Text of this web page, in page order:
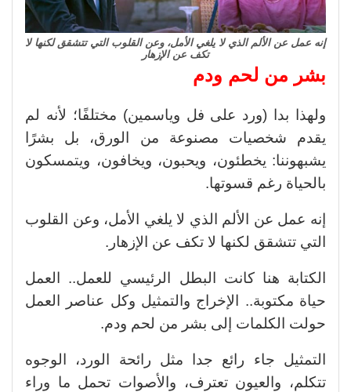
إنه عمل عن الألم الذي لا يلغي الأمل، وعن القلوب التي تتشقق لكنها لا
تكف عن الإزهار
بشر من لحم ودم
ولهذا بدا (ورد على فل وياسمين) مختلفًا؛ لأنه لم
يقدم شخصيات مصنوعة من الورق، بل بشرًا
يشبهوننا: يخطئون، ويحبون، ويخافون، ويتمسكون
بالحياة رغم قسوتها.
إنه عمل عن الألم الذي لا يلغي الأمل، وعن القلوب
التي تتشقق لكنها لا تكف عن الإزهار.
الكتابة هنا كانت البطل الرئيسي للعمل.. العمل
حياة مكتوبة.. الإخراج والتمثيل وكل عناصر العمل
حولت الكلمات إلى بشر من لحم ودم.
التمثيل جاء رائع جدا مثل رائحة الورد، الوجوه
تتكلم، والعيون تعترف، والأصوات تحمل ما وراء